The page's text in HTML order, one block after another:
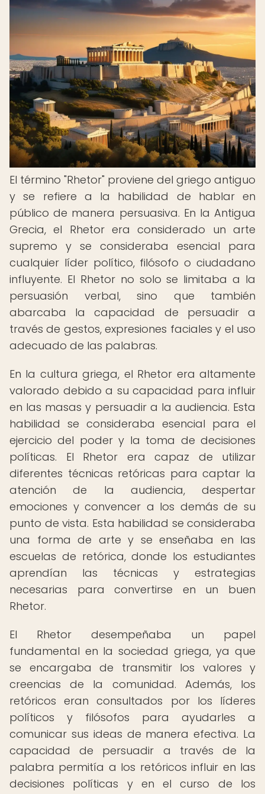
El término "Rhetor" proviene del griego antiguo
y se refiere a la habilidad de hablar en
público de manera persuasiva. En la Antigua
Grecia, el Rhetor era considerado un arte
supremo y se consideraba esencial para
cualquier líder político, filósofo o ciudadano
influyente. El Rhetor no solo se limitaba a la
persuasión verbal, sino que también
abarcaba la capacidad de persuadir a
través de gestos, expresiones faciales y el uso
adecuado de las palabras.
En la cultura griega, el Rhetor era altamente
valorado debido a su capacidad para influir
en las masas y persuadir a la audiencia. Esta
habilidad se consideraba esencial para el
ejercicio del poder y la toma de decisiones
políticas. El Rhetor era capaz de utilizar
diferentes técnicas retóricas para captar la
atención de la audiencia, despertar
emociones y convencer a los demás de su
punto de vista. Esta habilidad se consideraba
una forma de arte y se enseñaba en las
escuelas de retórica, donde los estudiantes
aprendían las técnicas y estrategias
necesarias para convertirse en un buen
Rhetor.
El Rhetor desempeñaba un papel
fundamental en la sociedad griega, ya que
se encargaba de transmitir los valores y
creencias de la comunidad. Además, los
retóricos eran consultados por los líderes
políticos y filósofos para ayudarles a
comunicar sus ideas de manera efectiva. La
capacidad de persuadir a través de la
palabra permitía a los retóricos influir en las
decisiones políticas y en el curso de los